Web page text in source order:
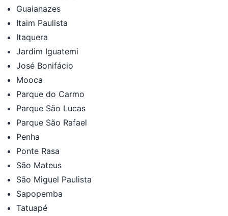
Guaianazes
Itaim Paulista
Itaquera
Jardim Iguatemi
José Bonifácio
Mooca
Parque do Carmo
Parque São Lucas
Parque São Rafael
Penha
Ponte Rasa
São Mateus
São Miguel Paulista
Sapopemba
Tatuapé